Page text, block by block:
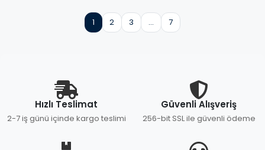
1 2 3 ... 7
Hızlı Teslimat
2-7 iş günü içinde kargo teslimi
Güvenli Alışveriş
256-bit SSL ile güvenli ödeme